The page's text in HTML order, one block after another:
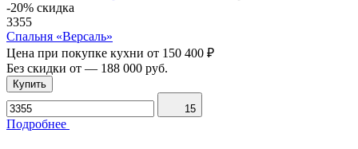
-20% скидка
3355
Спальня «Версаль»
Цена при покупке кухни от 150 400 ₽
Без скидки от — 188 000 руб.
Купить
15
Подробнее